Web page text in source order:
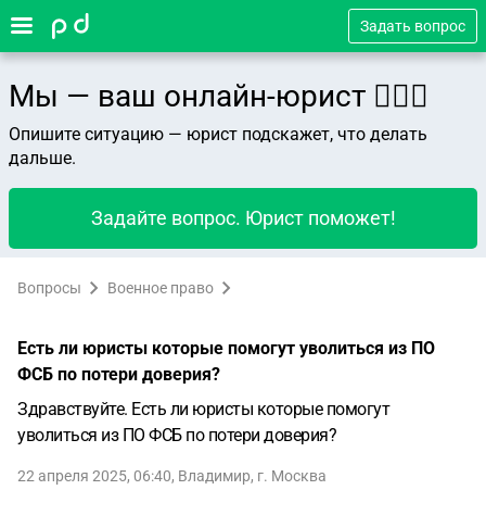
Задать вопрос
Мы — ваш онлайн-юрист 👨🏻‍⚖️
Опишите ситуацию — юрист подскажет, что делать
дальше.
Задайте вопрос. Юрист поможет!
Вопросы Военное право
Есть ли юристы которые помогут уволиться из ПО
ФСБ по потери доверия?
Здравствуйте. Есть ли юристы которые помогут
уволиться из ПО ФСБ по потери доверия?
22 апреля 2025, 06:40, Владимир, г. Москва